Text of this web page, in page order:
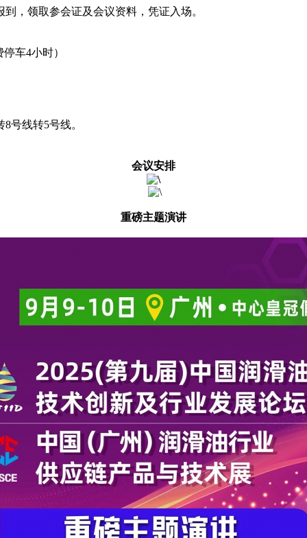
，领取参会证及会议资料，凭证入场。
车4小时）
号线转5号线。
会议安排
重磅主题演讲